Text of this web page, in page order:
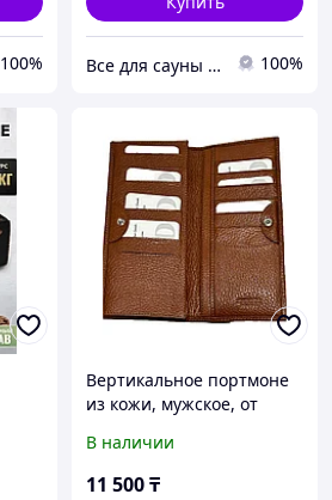
100% Все для сауны и бани от ИП Куприн. 100%
Вертикальное портмоне
из кожи, мужское, от
Non'.
В наличии
11 500₸